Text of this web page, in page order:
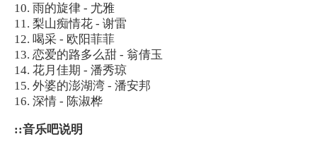
10. 雨的旋律 - 尤雅
11. 梨山痴情花 - 谢雷
12. 喝采 - 欧阳菲菲
13. 恋爱的路多么甜 - 翁倩玉
14. 花月佳期 - 潘秀琼
15. 外婆的澎湖湾 - 潘安邦
16. 深情 - 陈淑桦
::音乐吧说明